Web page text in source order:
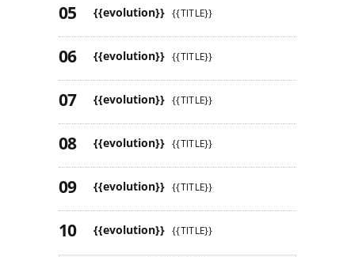
{{evolution}} {{TITLE}}
{{evolution}} {{TITLE}}
{{evolution}} {{TITLE}}
{{evolution}} {{TITLE}}
{{evolution}} {{TITLE}}
{{evolution}} {{TITLE}}